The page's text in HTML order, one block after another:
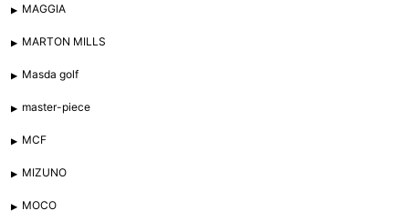
MAGGIA
MARTON MILLS
Masda golf
master-piece
MCF
MIZUNO
MOCO